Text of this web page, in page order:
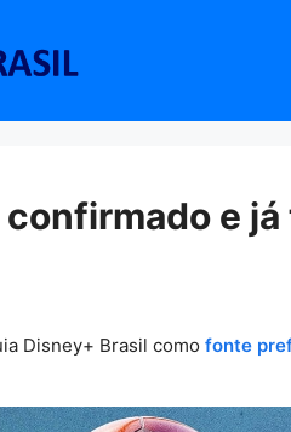
e já
Disney+ Brasil como fonte